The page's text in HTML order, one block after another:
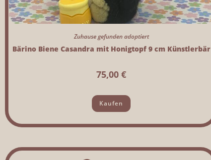
Zuhause gefunden adoptiert
Bärino Biene Casandra mit Honigtopf 9 cm Künstlerbär
75,00 €
Kaufen